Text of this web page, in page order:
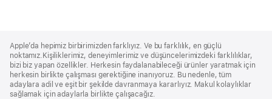
Footer
Apple’da hepimiz birbirimizden farklıyız. Ve bu farklılık, en güçlü
noktamız.Kişiliklerimiz, deneyimlerimiz ve düşüncelerimizdeki farklılıklar,
bizi biz yapan özellikler. Herkesin faydalanabileceği ürünler yaratmak için
herkesin birlikte çalışması gerektiğine inanıyoruz. Bu nedenle, tüm
adaylara adil ve eşit bir şekilde davranmaya kararlıyız. Makul kolaylıklar
sağlamak için adaylarla birlikte çalışacağız.